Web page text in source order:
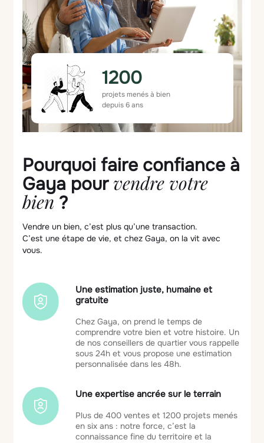
1200
projets menés à bien
depuis 6 ans
Pourquoi faire confiance à
Gaya pour vendre votre
bien ?
Vendre un bien, c’est plus qu’une transaction.
C’est une étape de vie, et chez Gaya, on la vit avec
vous.
Une estimation juste, humaine et
gratuite
Chez Gaya, on prend le temps de
comprendre votre bien et votre histoire. Un
de nos conseillers de quartier vous rappelle
sous 24h et vous propose une estimation
personnalisée dans les 48h.
Une expertise ancrée sur le terrain
Plus de 400 ventes et 1200 projets menés
en six ans : notre force, c’est la
connaissance fine du territoire et la